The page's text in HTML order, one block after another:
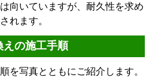
向いていますが、耐久性を求め
されます。
えの施工手順
を写真とともにご紹介します。